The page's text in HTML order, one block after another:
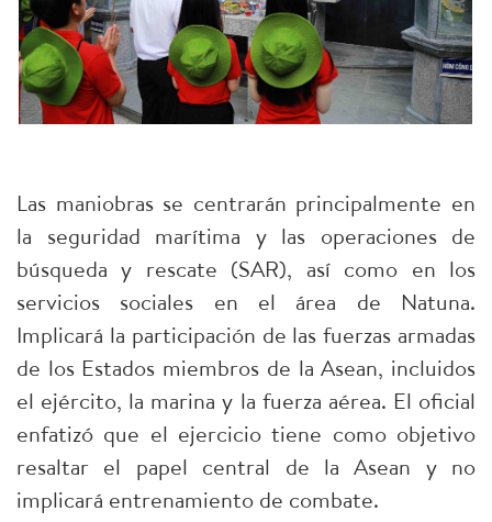
Las maniobras se centrarán principalmente en
la seguridad marítima y las operaciones de
búsqueda y rescate (SAR), así como en los
servicios sociales en el área de Natuna.
Implicará la participación de las fuerzas armadas
de los Estados miembros de la Asean, incluidos
el ejército, la marina y la fuerza aérea. El oficial
enfatizó que el ejercicio tiene como objetivo
resaltar el papel central de la Asean y no
implicará entrenamiento de combate.